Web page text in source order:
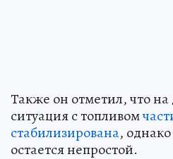
Также он отметил, что
ситуация с топливом
стабилизирована,
остается непростой.